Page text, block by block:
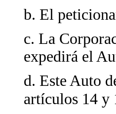
b. El
c. La
expedirá el
d. Este Auto
artículos 14 y